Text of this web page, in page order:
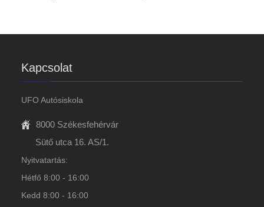
Kapcsolat
UFO Autósiskola
8000 Székesfehérvár
Sütő utca 16. AS/1.
Nyitvatartás:
Hétfő 8:00 - 16:00
Kedd 8:00 - 16:00